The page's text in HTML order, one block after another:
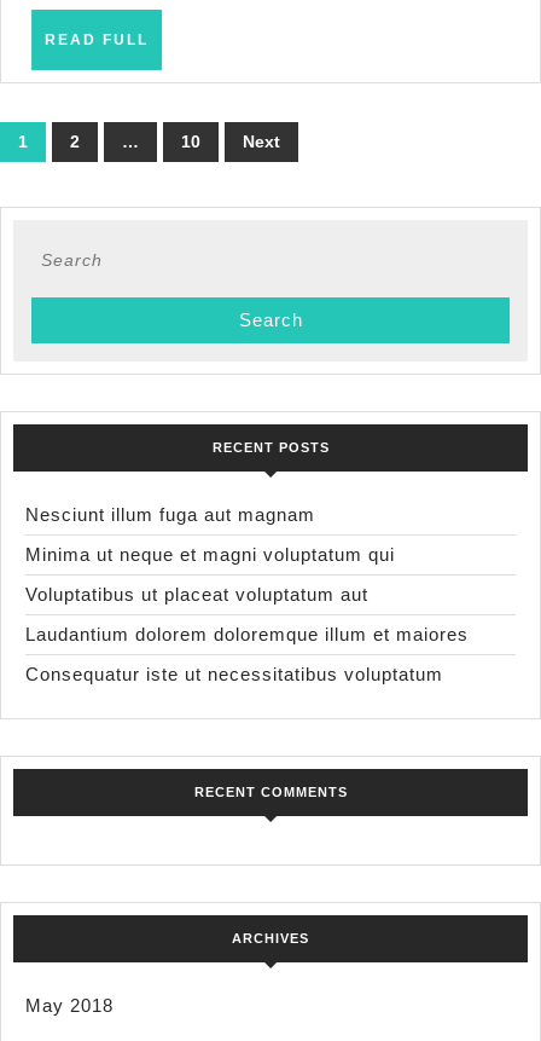
READ FULL
Posts
pagination
1 2 … 10 Next
Search
RECENT POSTS
Nesciunt illum fuga aut magnam
Minima ut neque et magni voluptatum qui
Voluptatibus ut placeat voluptatum aut
Laudantium dolorem doloremque illum et maiores
Consequatur iste ut necessitatibus voluptatum
RECENT COMMENTS
ARCHIVES
May 2018